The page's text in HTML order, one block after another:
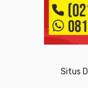
Situs